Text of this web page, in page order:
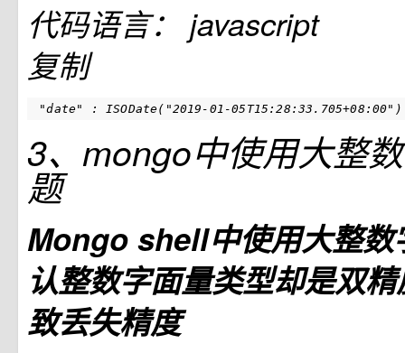
代码语言： javascript
复制
"date" : ISODate("2019-01-05T15:28:33.705+08:00")
3、mongo中使用大整
题
Mongo shell中使用大整数
认整数字面量类型却是双
致丢失精度